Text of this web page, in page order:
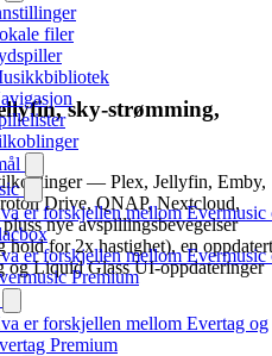
filer
er forskjellen mellom Evermusic
er forskjellen mellom Evermusic
Premium
er forskjellen mellom Evertag og
Premium
sky-strømming,
— Plex, Jellyfin, Emby,
Drive, QNAP, Nextcloud,
nye avspillingsbevegelser
for 2x hastighet), en oppdatert
og Liquid Glass UI-oppdateringer